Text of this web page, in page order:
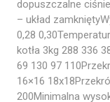
dopuszczalne
– układ
0,28
kotła 3kg 288 336
69 130 97
16×16
200Minimalna